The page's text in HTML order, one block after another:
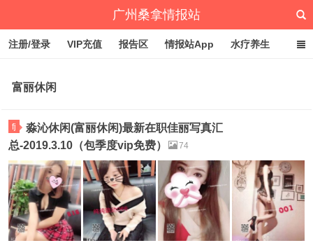
广州桑拿情报站
注册/登录 VIP充值 报告区 情报站App 水疗养生
富丽休闲
fj
淼沁休闲(富丽休闲)最新在职佳丽写真汇
总-2019.3.10（包季度vip免费）
74